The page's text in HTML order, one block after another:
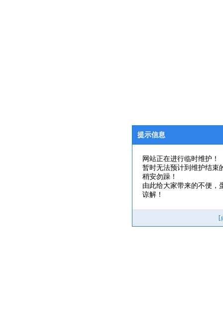
提示信息
网站正在进行临时维护！
暂时无法预计到维护结束
稍安勿躁！
由此给大家带来的不便，
谅解！
[